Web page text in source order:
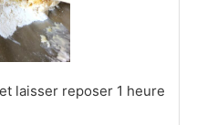
laisser reposer 1 heure